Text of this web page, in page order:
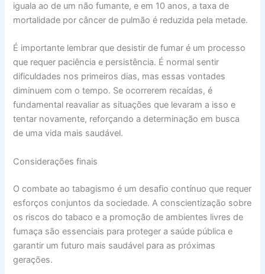
iguala ao de um não fumante, e em 10 anos, a taxa de
mortalidade por câncer de pulmão é reduzida pela metade.
É importante lembrar que desistir de fumar é um processo
que requer paciência e persistência. É normal sentir
dificuldades nos primeiros dias, mas essas vontades
diminuem com o tempo. Se ocorrerem recaídas, é
fundamental reavaliar as situações que levaram a isso e
tentar novamente, reforçando a determinação em busca
de uma vida mais saudável.
Considerações finais
O combate ao tabagismo é um desafio contínuo que requer
esforços conjuntos da sociedade. A conscientização sobre
os riscos do tabaco e a promoção de ambientes livres de
fumaça são essenciais para proteger a saúde pública e
garantir um futuro mais saudável para as próximas
gerações.